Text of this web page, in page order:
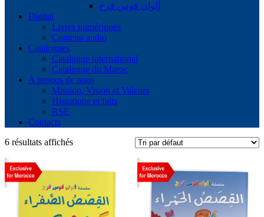
ألوان قوس قزح
Digital
Livres numériques
Contenu audio
Catalogues
Catalogue international
Catalogue du Maroc
À propos de nous
Mission, Vision et Valeurs
Historique et faits
RSE
Contacts
6 résultats affichés